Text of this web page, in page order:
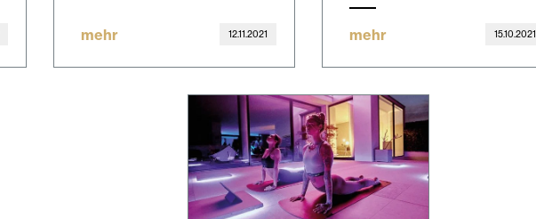
mehr 12.11.2021 mehr 15.10.2021